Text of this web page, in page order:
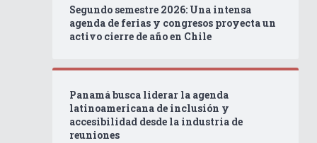
Segundo semestre 2026: Una intensa
agenda de ferias y congresos proyecta un
activo cierre de año en Chile
Panamá busca liderar la agenda
latinoamericana de inclusión y
accesibilidad desde la industria de
reuniones